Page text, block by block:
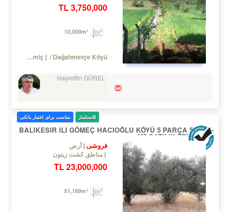
3,750,000 TL
Turkey Çanakkale / Bayramiç / Dağahmetçe Köyü
Hayrettin GÜREL
للاستثمار مناسب برای اعتبار بانکی
BALIKESIR ILI GÖMEÇ HACIOĞLU KÖYÜ 5 PARÇA 51.200.-
M2 SATILIK ZEYTİNLİK
فروشی أرض
مناطق کشت زیتون
23,000,000 TL